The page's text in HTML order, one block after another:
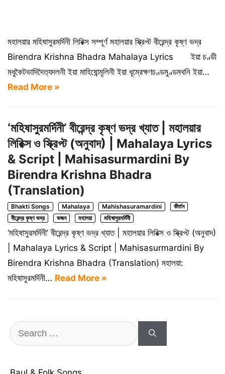
মহালয়ার মহিষাসুরমর্দিনী লিরিক্স সম্পূর্ণ মহালয়ার স্ক্রিপ্ট বীরেন্দ্র কৃষ্ণ ভদ্র
Birendra Krishna Bhadra Mahalaya Lyrics ইয়া চণ্ডী
মধুকৈটভাদিদৈত্যদলনী ইয়া মাহিষোন্মূলিনী ইয়া ধূম্রেক্ষণচণ্ডমুণ্ডমথনি ইয়া…
Read More »
‘মহিষাসুরমর্দিনী’ বীরেন্দ্র কৃষ্ণ ভদ্র খ্যাত | মহালয়ার
লিরিক্স ও স্ক্রিপ্ট (অনুবাদ) | Mahalaya Lyrics
& Script | Mahisasurmardini By
Birendra Krishna Bhadra
(Translation)
Bhakti Songs Mahalaya Mahishasuramardini
কীর্তন
বীরেন্দ্র কৃষ্ণ ভদ্র
ভজন মহালয়া মহিষাসুরমর্দিনী
‘মহিষাসুরমর্দিনী’ বীরেন্দ্র কৃষ্ণ ভদ্র খ্যাত | মহালয়ার লিরিক্স ও স্ক্রিপ্ট (অনুবাদ)
| Mahalaya Lyrics & Script | Mahisasurmardini By
Birendra Krishna Bhadra (Translation) মহালয়া:
মহিষাসুরমর্দিনী… Read More »
Search
for: